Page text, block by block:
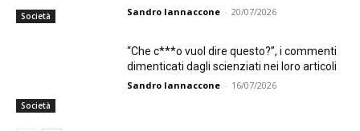
Società Sandro Iannaccone - 20/07/2026
Società
“Che c***o vuol dire questo?”, i commenti
dimenticati dagli scienziati nei loro articoli
Sandro Iannaccone - 16/07/2026